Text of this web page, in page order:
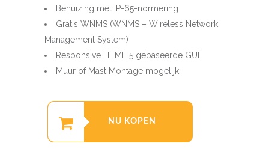
Behuizing met IP-65-normering
Gratis WNMS (WNMS – Wireless Network
Management System)
Responsive HTML 5 gebaseerde GUI
Muur of Mast Montage mogelijk
NU KOPEN